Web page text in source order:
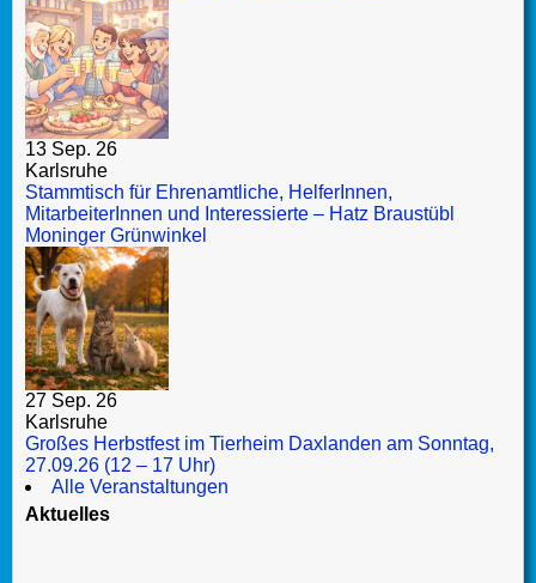
13 Sep. 26
Karlsruhe
Stammtisch für Ehrenamtliche, HelferInnen,
MitarbeiterInnen und Interessierte – Hatz Braustübl
Moninger Grünwinkel
27 Sep. 26
Karlsruhe
Großes Herbstfest im Tierheim Daxlanden am Sonntag,
27.09.26 (12 – 17 Uhr)
Alle Veranstaltungen
Aktuelles